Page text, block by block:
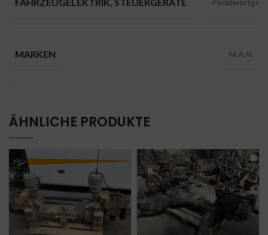
MARKEN M.A.N
ÄHNLICHE PRODUKTE